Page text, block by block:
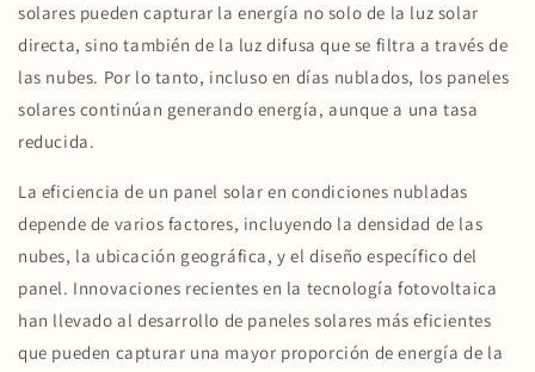
solares pueden capturar la energía no solo de la luz solar
directa, sino también de la luz difusa que se filtra a través de
las nubes. Por lo tanto, incluso en días nublados, los paneles
solares continúan generando energía, aunque a una tasa
reducida.
La eficiencia de un panel solar en condiciones nubladas
depende de varios factores, incluyendo la densidad de las
nubes, la ubicación geográfica, y el diseño específico del
panel. Innovaciones recientes en la tecnología fotovoltaica
han llevado al desarrollo de paneles solares más eficientes
que pueden capturar una mayor proporción de energía de la